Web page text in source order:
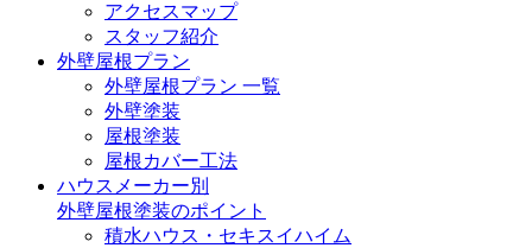
アクセスマップ
スタッフ紹介
外壁屋根プラン
外壁屋根プラン 一覧
外壁塗装
屋根塗装
屋根カバー工法
ハウスメーカー別
外壁屋根塗装のポイント
積水ハウス・セキスイハイム